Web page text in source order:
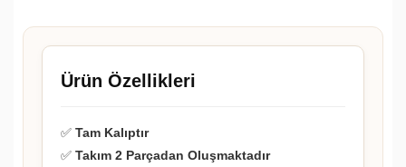
Ürün Özellikleri
✅ Tam Kalıptır
✅ Takım 2 Parçadan Oluşmaktadır